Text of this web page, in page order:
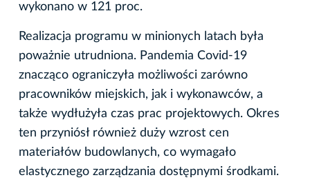
wykonano w 121 proc.
Realizacja programu w minionych latach była
poważnie utrudniona. Pandemia Covid-19
znacząco ograniczyła możliwości zarówno
pracowników miejskich, jak i wykonawców, a
także wydłużyła czas prac projektowych. Okres
ten przyniósł również duży wzrost cen
materiałów budowlanych, co wymagało
elastycznego zarządzania dostępnymi środkami.